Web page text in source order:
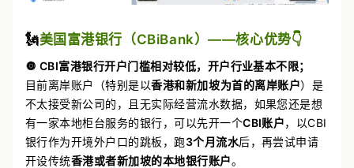
🗽美国富港银行（CBiBank）——核心优势👇
🔘 CBI富港银行开户门槛相对较低，开户行业基本不限；
目前离岸账户（特别是以香港和新加坡为首的离岸账户）是
不太接受新公司的，且无实际经营流水数据，如果您还是想
有一家本地柜台服务的银行，可以先开一个CBI账户，以CBI
银行作为开境外户口的跳板，跑3个月流水后，再尝试申请
开设传统香港或者新加坡的本地银行账户。